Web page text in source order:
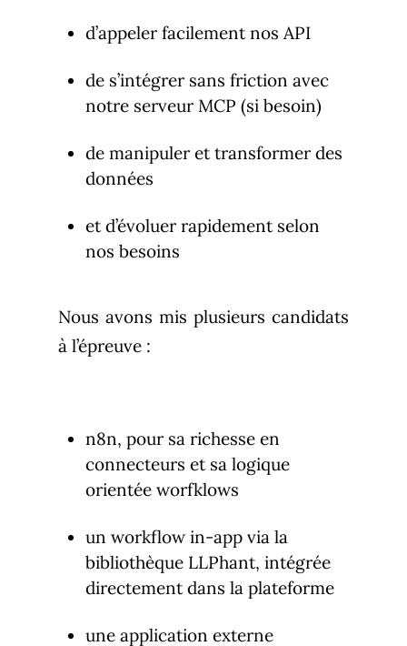
d’appeler facilement nos API
de s’intégrer sans friction avec
notre serveur MCP (si besoin)
de manipuler et transformer des
données
et d’évoluer rapidement selon
nos besoins
Nous avons mis plusieurs candidats
à l’épreuve :
n8n, pour sa richesse en
connecteurs et sa logique
orientée worfklows
un workflow in-app via la
bibliothèque LLPhant, intégrée
directement dans la plateforme
une application externe